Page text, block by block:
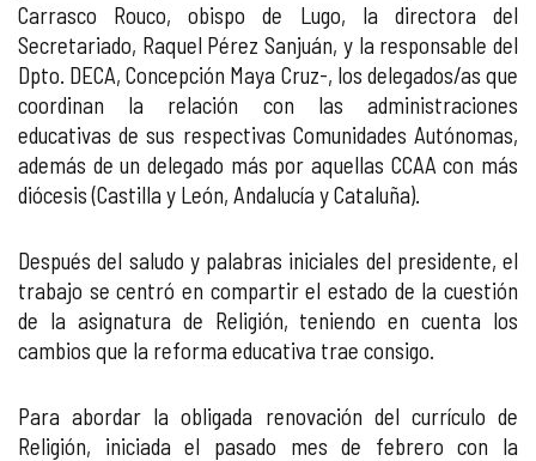
Carrasco Rouco, obispo de Lugo, la directora del
Secretariado, Raquel Pérez Sanjuán, y la responsable del
Dpto. DECA, Concepción Maya Cruz-, los delegados/as que
coordinan la relación con las administraciones
educativas de sus respectivas Comunidades Autónomas,
además de un delegado más por aquellas CCAA con más
diócesis (Castilla y León, Andalucía y Cataluña).
Después del saludo y palabras iniciales del presidente, el
trabajo se centró en compartir el estado de la cuestión
de la asignatura de Religión, teniendo en cuenta los
cambios que la reforma educativa trae consigo.
Para abordar la obligada renovación del currículo de
Religión, iniciada el pasado mes de febrero con la